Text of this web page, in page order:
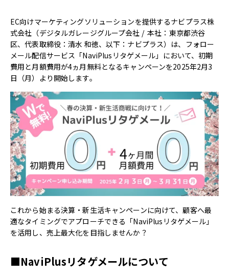
EC向けマーケティングソリューションを提供するナビプラス株
式会社（デジタルガレージグループ会社 / 本社：東京都渋谷
区、代表取締役：清水 和徳、以下：ナビプラス）は、フォロー
メール配信サービス「NaviPlusリタゲメール」において、初期
費用と月額費用が4ヵ月無料となるキャンペーンを2025年2月3
日（月）より開始します。
これから始まる決算・新生活キャンペーンに向けて、顧客へ最
適なタイミングでアプローチできる「NaviPlusリタゲメール」
を活用し、売上最大化を目指しませんか？
■NaviPlusリタゲメールについて